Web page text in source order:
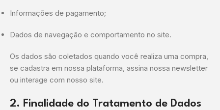
Informações de pagamento;
Dados de navegação e comportamento no site.
Os dados são coletados quando você realiza uma compra,
se cadastra em nossa plataforma, assina nossa newsletter
ou interage com nosso site.
2. Finalidade do Tratamento de Dados